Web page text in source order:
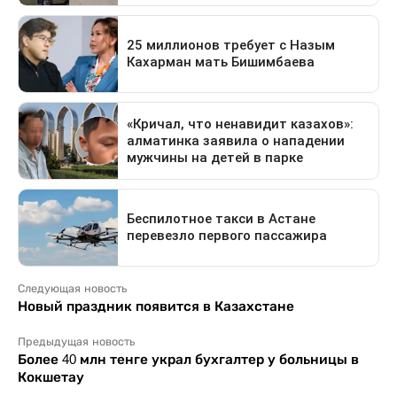
Следующая новость
Новый праздник появится в Казахстане
Предыдущая новость
Более 40 млн тенге украл бухгалтер у больницы в
Кокшетау